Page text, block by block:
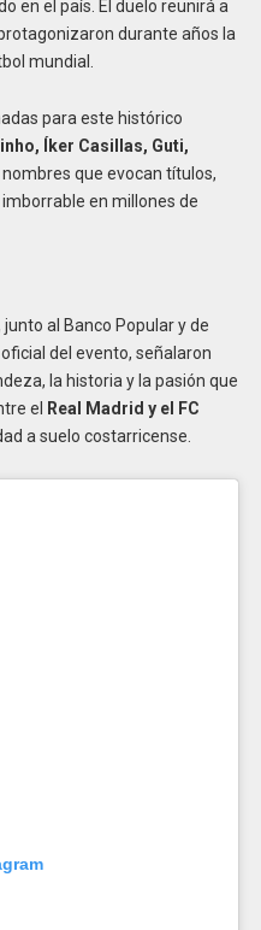
en el país. El duelo reunirá a
durante años la
mundial.
para este histórico
Íker Casillas, Guti,
nombres que evocan títulos,
en millones de
junto al Banco Popular y de
del evento, señalaron
la historia y la pasión que
el
Real Madrid y el FC
a suelo costarricense.